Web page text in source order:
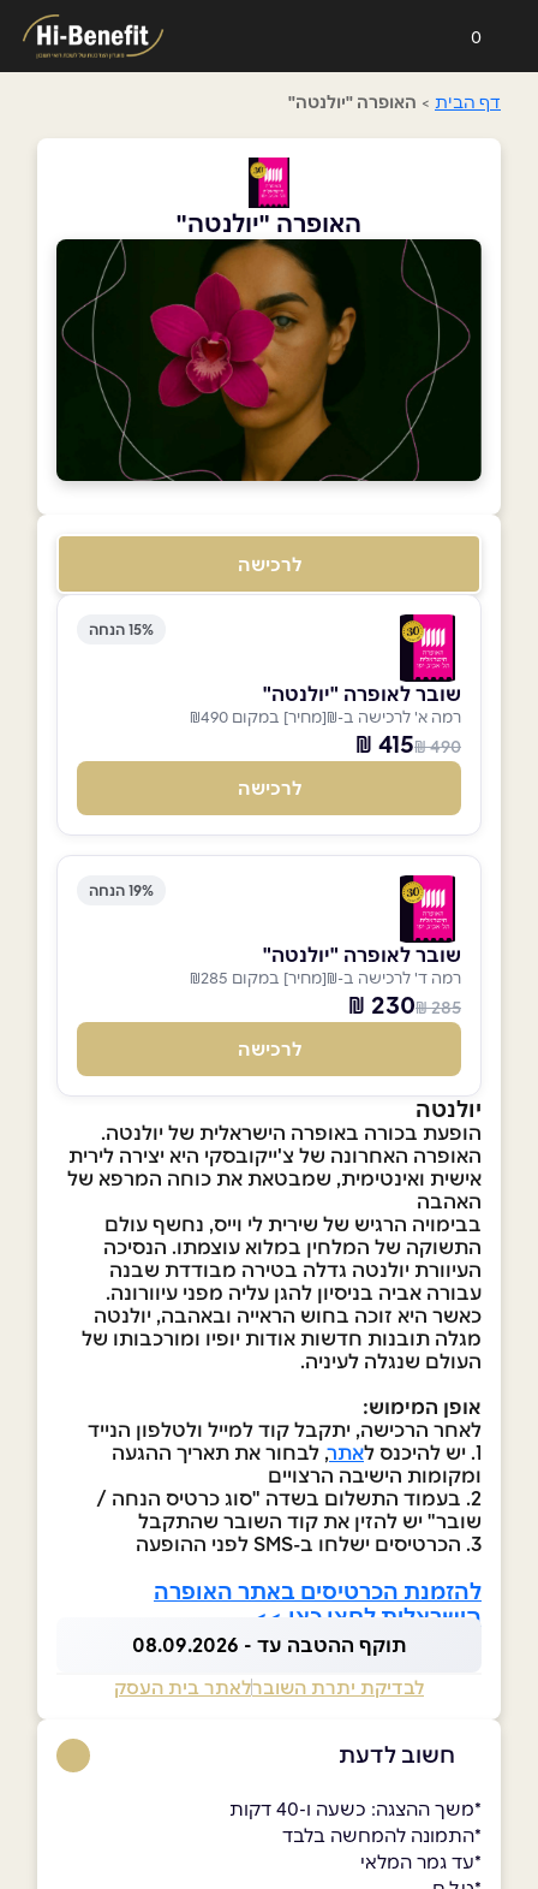
0
דף הבית > האופרה "יולנטה"
האופרה "יולנטה"
לרכישה
15% הנחה
שובר לאופרה "יולנטה"
רמה א' לרכישה ב-₪[מחיר] במקום ₪490
490 ₪
415 ₪
לרכישה
19% הנחה
שובר לאופרה "יולנטה"
רמה ד' לרכישה ב-₪[מחיר] במקום ₪285
285 ₪
230 ₪
לרכישה
יולנטה
הופעת בכורה באופרה הישראלית של יולנטה.
האופרה האחרונה של צ'ייקובסקי היא יצירה לירית
אישית ואינטימית, שמבטאת את כוחה המרפא של
האהבה
בבימויה הרגיש של שירית לי וייס, נחשף עולם
התשוקה של המלחין במלוא עוצמתו. הנסיכה
העיוורת יולנטה גדלה בטירה מבודדת שבנה
עבורה אביה בניסיון להגן עליה מפני עיוורונה.
כאשר היא זוכה בחוש הראייה ובאהבה, יולנטה
מגלה תובנות חדשות אודות יופיו ומורכבותו של
העולם שנגלה לעיניה.
אופן המימוש:
לאחר הרכישה, יתקבל קוד למייל ולטלפון הנייד
1. יש להיכנס ל
אתר, לבחור את תאריך ההגעה
ומקומות הישיבה הרצויים
2. בעמוד התשלום בשדה "סוג כרטיס הנחה /
שובר" יש להזין את קוד השובר שהתקבל
3. הכרטיסים ישלחו ב-SMS לפני ההופעה
להזמנת הכרטיסים באתר האופרה
הישראלית לחצו כאן >>
תוקף ההטבה עד - 08.09.2026
לבדיקת יתרת השוברלאתר בית העסק
חשוב לדעת
*משך ההצגה: כשעה ו-40 דקות
*התמונה להמחשה בלבד
*עד גמר המלאי